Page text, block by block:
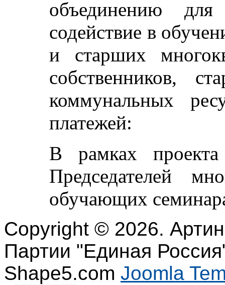
объединению для
содействие в
и старших
собственников,
коммунальных
платежей:
В рамках проекта
Председателей
обучающих
Copyright © 2026.
Партии "Единая
Shape5.com Joomla